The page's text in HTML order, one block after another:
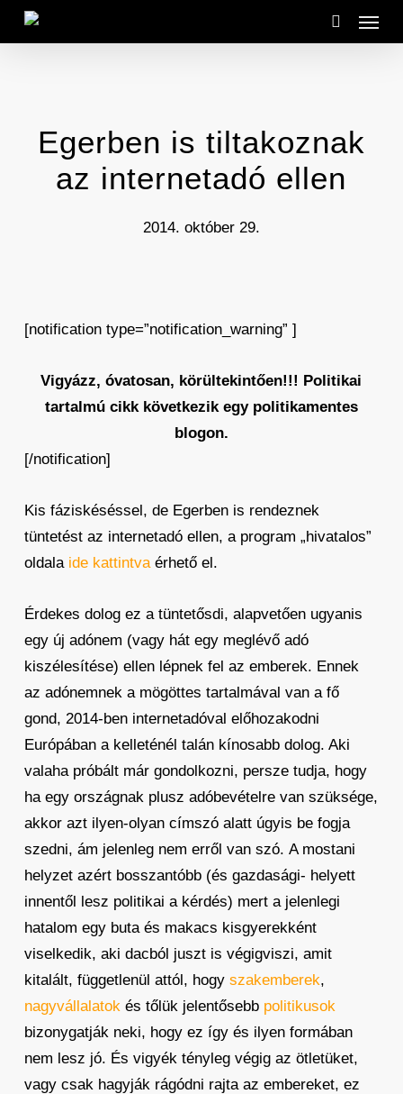
Skip
search
Menu
Egerben is tiltakoznak
az internetadó ellen
2014. október 29.
[notification type=”notification_warning” ]
Vigyázz, óvatosan, körültekintően!!! Politikai
tartalmú cikk következik egy politikamentes
blogon.
[/notification]
Kis fáziskéséssel, de Egerben is rendeznek
tüntetést az internetadó ellen, a program „hivatalos”
oldala ide kattintvaérhető el.
Érdekes dolog ez a tüntetősdi, alapvetően ugyanis
egy új adónem (vagy hát egy meglévő adó
kiszélesítése) ellen lépnek fel az emberek. Ennek
az adónemnek a mögöttes tartalmával van a fő
gond, 2014-ben internetadóval előhozakodni
Európában a kelleténél talán kínosabb dolog. Aki
valaha próbált már gondolkozni, persze tudja, hogy
ha egy országnak plusz adóbevételre van szüksége,
akkor azt ilyen-olyan címszó alatt úgyis be fogja
szedni, ám jelenleg nem erről van szó. A mostani
helyzet azért bosszantóbb (és gazdasági- helyett
innentől lesz politikai a kérdés) mert a jelenlegi
hatalom egy buta és makacs kisgyerekként
viselkedik, aki dacból juszt is végigviszi, amit
kitalált, függetlenül attól, hogy szakemberek,
nagyvállalatokés tőlük jelentősebb politikusok
bizonygatják neki, hogy ez így és ilyen formában
nem lesz jó. És vigyék tényleg végig az ötletüket,
vagy csak hagyják rágódni rajta az embereket, ez